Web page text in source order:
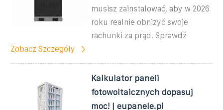
musisz zainstalować, aby w 2026
roku realnie obniżyć swoje
rachunki za prąd. Sprawdź
Zobacz Szczegóły
Kalkulator paneli
fotowoltaicznych dopasuj
moc! | eupanele.pl